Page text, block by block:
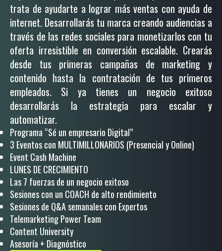
trata de ayudarte a lograr más ventas con ayuda de
internet. Desarrollarás tu marca creando audiencias a
través de las redes sociales para monetizarlos con tu
oferta irresistible en conversión escalable. Crearás
desde tus primeras campañas de marketing y
contenido hasta la contratación de tus primeros
empleados. Si ya tienes un negocio exitoso
desarrollarás la estrategia para escalar y
automatizar.
Programa “Sé un empresario Digital”
3 Eventos con MULTIMILLONARIOS (Presencial y Online)
Event Cash Machine
LUNES DE CRECIMIENTO
Las 7 fuerzas de un negocio exitoso
Sesiones con un COACH de alto rendimiento
Sesiones de Q&A semanales con Expertos
Telemarketing Power Team
Content University
Asesoría + Diagnóstico